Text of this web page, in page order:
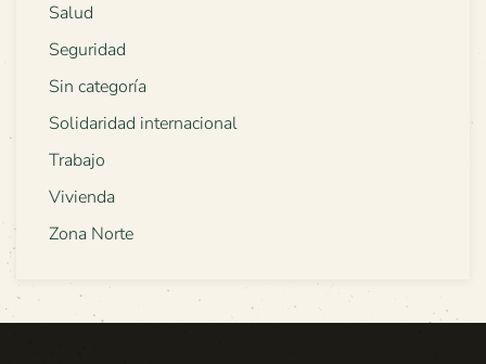
Salud
Seguridad
Sin categoría
Solidaridad internacional
Trabajo
Vivienda
Zona Norte